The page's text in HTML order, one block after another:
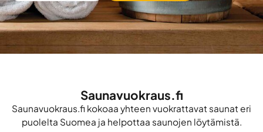
Saunavuokraus.fi
Saunavuokraus.fi kokoaa yhteen vuokrattavat saunat eri
puolelta Suomea ja helpottaa saunojen löytämistä.